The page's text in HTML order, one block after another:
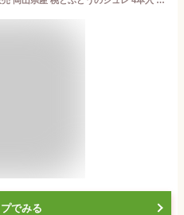
でみる